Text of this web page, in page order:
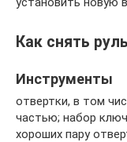
Как снять
Инструменты
отвертки, в том
частью; набор
хороших пару